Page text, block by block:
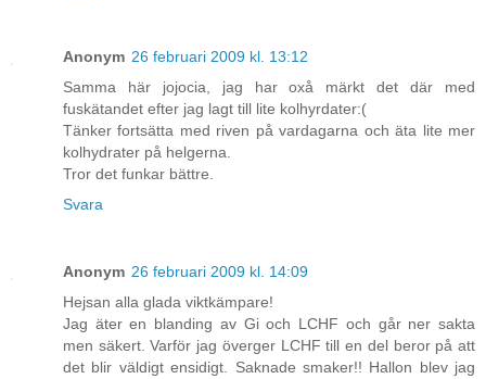
Anonym 26 februari 2009 kl. 13:12
Samma här jojocia, jag har oxå märkt det där med
fuskätandet efter jag lagt till lite kolhyrdater:(
Tänker fortsätta med riven på vardagarna och äta lite mer
kolhydrater på helgerna.
Tror det funkar bättre.
Svara
Anonym 26 februari 2009 kl. 14:09
Hejsan alla glada viktkämpare!
Jag äter en blanding av Gi och LCHF och går ner sakta
men säkert. Varför jag överger LCHF till en del beror på att
det blir väldigt ensidigt. Saknade smaker!! Hallon blev jag